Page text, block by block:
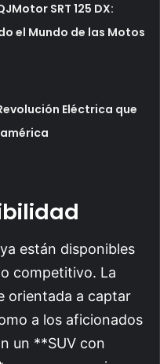
SRT 125 DX:
el Mundo de las Motos
Eléctrica que
están disponibles
competitivo. La
orientada a captar
a los aficionados
un **SUV con